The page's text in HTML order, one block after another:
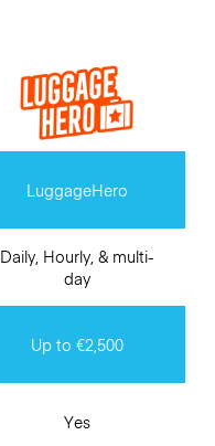
LuggageHero
Daily, Hourly, & multi-
day
Up to €2,500
Yes